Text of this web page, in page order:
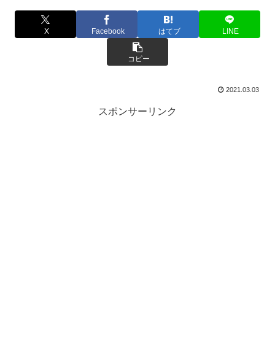
X Facebook はてブ LINE
コピー
2021.03.03
スポンサーリンク